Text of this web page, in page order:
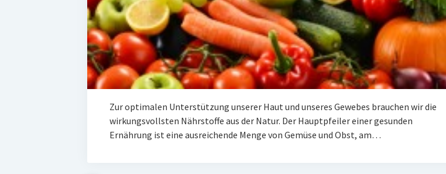
Zur optimalen Unterstützung unserer Haut und unseres Gewebes brauchen wir die
wirkungsvollsten Nährstoffe aus der Natur. Der Hauptpfeiler einer gesunden
Ernährung ist eine ausreichende Menge von Gemüse und Obst, am…